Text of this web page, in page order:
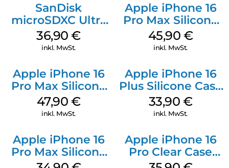
SanDisk
microSDXC Ultra
128 GB + Adapter
Mobile
36,90€
inkl. MwSt.
Apple iPhone 16
Pro Max Silicone
Case MagSafe
Ultramarine
45,90 €
inkl. MwSt.
Apple iPhone 16
Pro Max Silicone
Case MagSafe
Black
47,90 €
inkl. MwSt.
Apple iPhone 16
Plus Silicone Case
MagSafe Lake
Green
33,90 €
inkl. MwSt.
Apple iPhone 16
Pro Max Silicone
Case MagSafe
Apple iPhone 16
Pro Clear Case
MagSafe